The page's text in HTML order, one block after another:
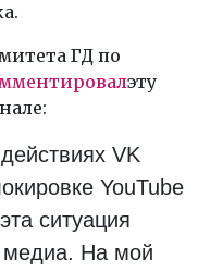
ГД по
эту
VK
YouTube
ситуация
медиа. На мой